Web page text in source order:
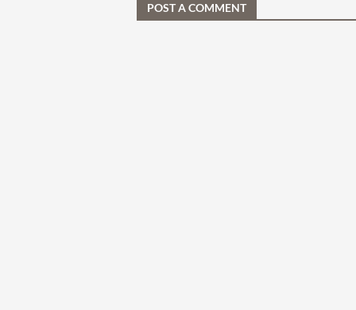
POST A COMMENT